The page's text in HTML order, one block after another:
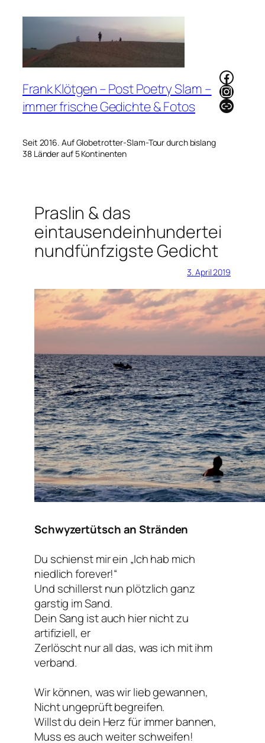
Frank Klötgen – Post Poetry Slam –
immer frische Gedichte & Fotos
Seit 2016. Auf Globetrotter-Slam-Tour durch bislang
38 Länder auf 5 Kontinenten
Link
Praslin & das
eintausendeinhundertei
nundfünfzigste Gedicht
3. April 2019
Schwyzertütsch an Stränden
Du schienst mir ein „Ich hab mich
niedlich forever!“
Und schillerst nun plötzlich ganz
garstig im Sand.
Dein Sang ist auch hier nicht zu
artifiziell, er
Zerlöscht nur all das, was ich mit ihm
verband.
Wir können, was wir lieb gewannen,
Nicht ungeprüft begreifen.
Willst du dein Herz für immer bannen,
Muss es auch weiter schweifen!